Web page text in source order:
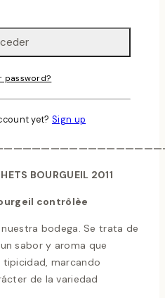
parecen ahora al de hace
hace un año. Tenemos a
de resaltar, pero, sin
que vaya madurando
BOURGUEIL 2011
contrôlèe
bodega. Se trata de
sabor y aroma que
marcando
de la variedad
password?
yet? Sign up